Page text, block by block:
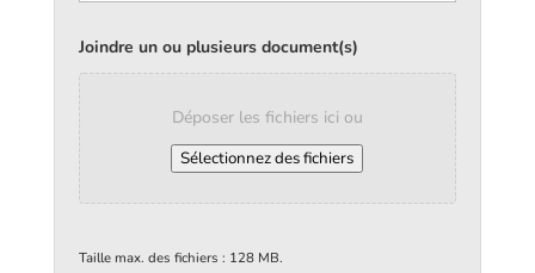
Joindre un ou plusieurs document(s)
Déposer les fichiers ici ou
Sélectionnez des fichiers
Taille max. des fichiers : 128 MB.